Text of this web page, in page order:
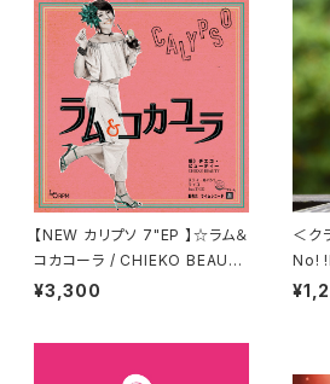
【NEW カリプソ 7"EP 】☆ラム＆
コカコーラ / CHIEKO BEAUT
Y feat . TICO (Little Temp
¥3,300
＜ク
No!